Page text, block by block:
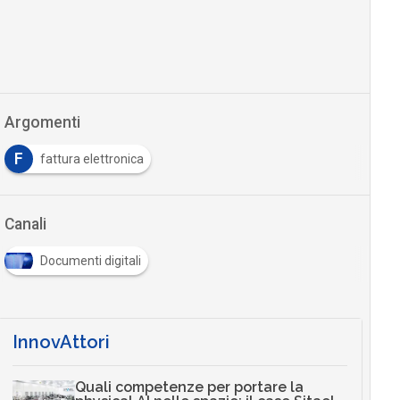
Argomenti
F fattura elettronica
Canali
Documenti digitali
InnovAttori
Quali competenze per portare la